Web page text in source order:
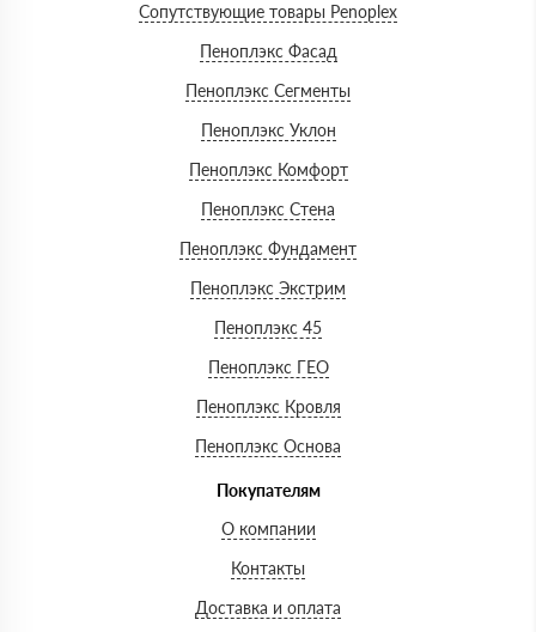
Сопутствующие товары Penoplex
Пеноплэкс Фасад
Пеноплэкс Сегменты
Пеноплэкс Уклон
Пеноплэкс Комфорт
Пеноплэкс Стена
Пеноплэкс Фундамент
Пеноплэкс Экстрим
Пеноплэкс 45
Пеноплэкс ГЕО
Пеноплэкс Кровля
Пеноплэкс Основа
Покупателям
О компании
Контакты
Доставка и оплата